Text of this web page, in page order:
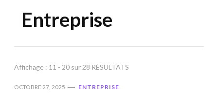
Entreprise
Affichage : 11 - 20 sur 28 RÉSULTATS
OCTOBRE 27, 2025 ENTREPRISE